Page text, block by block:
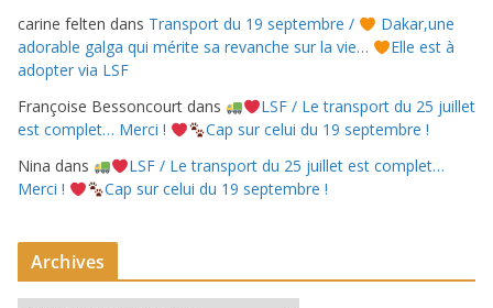
carine felten dans Transport du 19 septembre /
Dakar,une
adorable galga qui mérite sa revanche sur la vie…
Elle est à
adopter via LSF
Françoise Bessoncourt dans
LSF / Le transport du 25 juillet
est complet… Merci !
Cap sur celui du 19 septembre !
Nina dans
LSF / Le transport du 25 juillet est complet…
Merci !
Cap sur celui du 19 septembre !
Archives